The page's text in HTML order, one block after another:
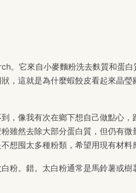
。它來自小麥麵粉洗去麩質和蛋白
，這就是為什麼蝦餃皮看起來晶瑩
，像我有次在鄉下想自己做點心，
雖然去除大部分蛋白質，但仍有微
想囤太多種粉類，希望用現有材料
粉。錯。太白粉通常是馬鈴薯或樹